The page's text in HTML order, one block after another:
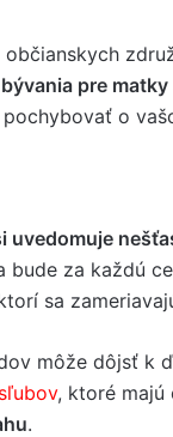
pre matky
o
uvedomuje
za každú
sa
môže dôjsť k
sľubov, ktoré
.